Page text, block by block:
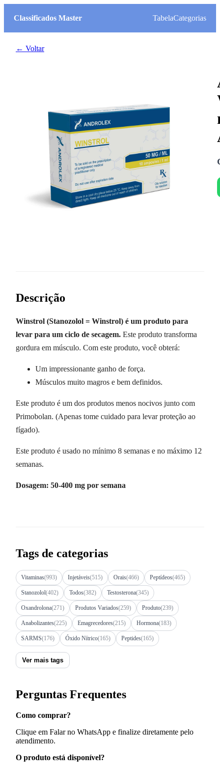
Classificados Master TabelaCategorias
← Voltar
Descrição
Winstrol (Stanozolol = Winstrol) é um produto para
levar para um ciclo de secagem. Este produto transforma
gordura em músculo. Com este produto, você obterá:
Um impressionante ganho de força.
Músculos muito magros e bem definidos.
Este produto é um dos produtos menos nocivos junto com
Primobolan. (Apenas tome cuidado para levar proteção ao
fígado).
Este produto é usado no mínimo 8 semanas e no máximo 12
semanas.
Dosagem: 50-400 mg por semana
Tags de categorias
Vitaminas(993) Injetáveis(515) Orais(466) Peptídeos(465)
Stanozolol(402) Todos(382) Testosterona(345)
Oxandrolona(271) Produtos Variados(259) Produto(239)
Anabolizantes(225) Emagrecedores(215) Hormona(183)
SARMS(176) Óxido Nítrico(165) Peptides(165)
Ver mais tags
Perguntas Frequentes
Como comprar?
Clique em Falar no WhatsApp e finalize diretamente pelo
atendimento.
O produto está disponível?